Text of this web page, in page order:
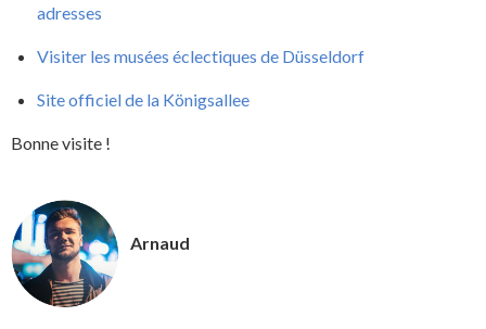
adresses
Visiter les musées éclectiques de Düsseldorf
Site officiel de la Königsallee
Bonne visite !
Arnaud